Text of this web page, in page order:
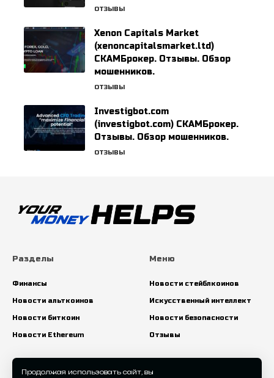
Продолжая использовать сайт, вы
ОТЗЫВЫ
Xenon Capitals Market
(xenoncapitalsmarket.ltd)
СКАМБрокер. Отзывы. Обзор
мошенников.
ОТЗЫВЫ
Investigbot.com
(investigbot.com) СКАМБрокер.
Отзывы. Обзор мошенников.
ОТЗЫВЫ
Разделы
Финансы
Новости альткоинов
Новости биткоин
Новости Ethereum
Меню
Новости стейблкоинов
Искусственный интеллект
Новости безопасности
Отзывы
Искать: